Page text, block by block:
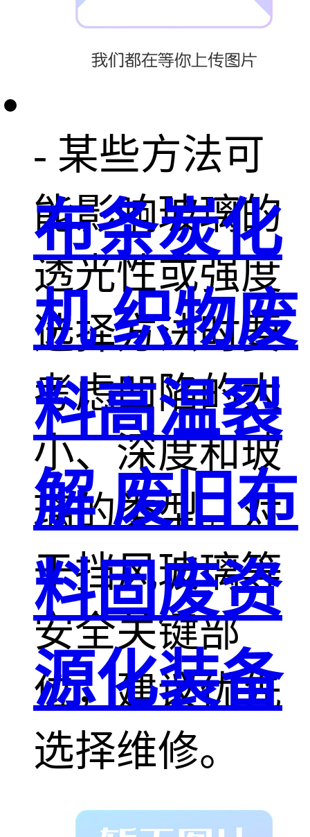
立即接触水或
- 某些方法可
能影响玻璃的
透光性或强度
选择方法时要
考虑凹陷的大
小、深度和玻
璃的类型。对
于挡风玻璃等
安全关键部
位，建议优先
选择维修。
成都凯美特修
布条炭化
机 织物废
料高温裂
解 废旧布
料固废资
源化装备